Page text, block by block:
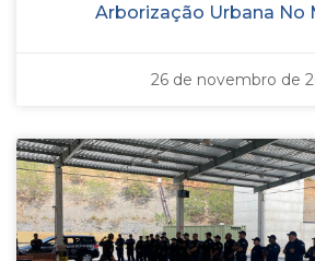
Arborização Urbana No
26 de novembro de